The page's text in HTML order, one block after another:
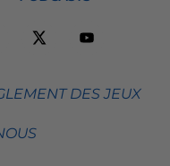
DES JEUX